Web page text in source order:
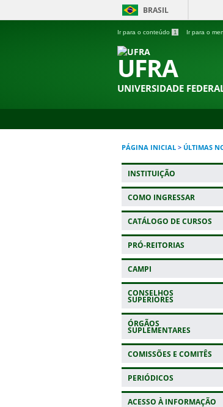
BRASIL
Ir para o conteúdo 1 Ir para o
UFRA
UNIVERSIDADE
PÁGINA INICIAL > ÚLTIMAS
INSTITUIÇÃO
COMO INGRESSAR
CATÁLOGO DE CURSOS
PRÓ-REITORIAS
CAMPI
CONSELHOS
SUPERIORES
ÓRGÃOS
SUPLEMENTARES
COMISSÕES E COMITÊS
PERIÓDICOS
ACESSO À INFORMAÇÃO